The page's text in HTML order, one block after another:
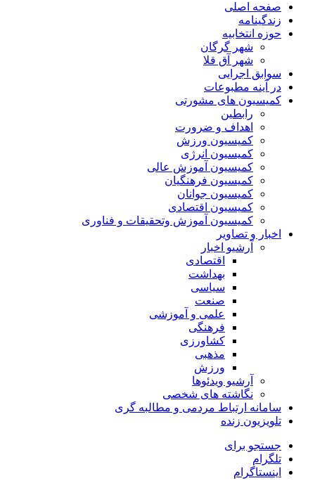
صفحه اصلی
زندگینامه
حوزه انتخابیه
شهر گرگان
شهر آق قلا
سوابق اجرایی
در آینه مطبوعات
کمیسیون های مشورتی
رابطین
اهداف و ضرورت
کمیسیون ورزش
کمیسیون انرژی
کمیسیون آموزش عالی
کمیسیون فرهنگیان
کمیسیون جوانان
کمیسیون اقتصادی
کمیسیون آموزش وتحقیقات و فناوری
اخبار و تصاویر
آرشیو اخبار
اقتصادی
بهداشت
سیاسی
صنعت
علمی و آموزشی
فرهنگی
کشاورزی
مذهبی
ورزش
آرشیو ویدئوها
نگاشته های شخصی
سامانه ارتباط مردمی و مطالبه گری
تلویزیون زنده
جستجو برای
تلگرام
اینستاگرام